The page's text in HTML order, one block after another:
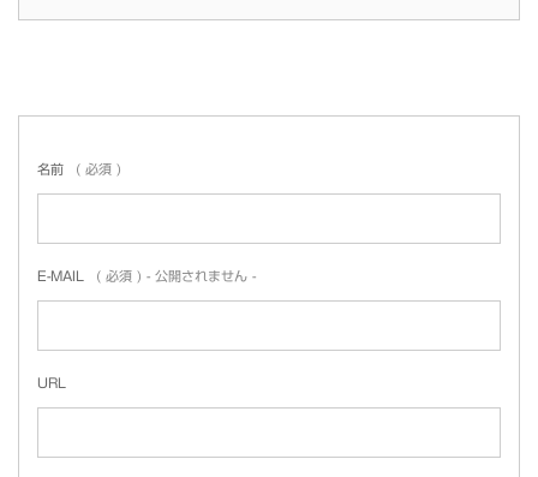
名前 ( 必須 )
E-MAIL ( 必須 ) - 公開されません -
URL